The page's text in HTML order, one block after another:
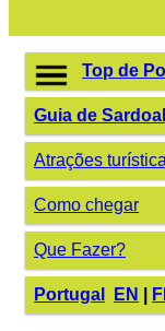
Top de
Guia de Sardoal
Atrações
Como chegar
Que Fazer?
Portugal EN